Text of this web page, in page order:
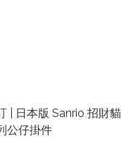
| 日本版 Sanrio 招財貓
公仔掛件